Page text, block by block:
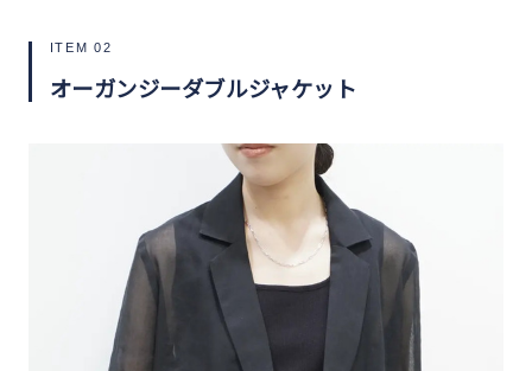
ITEM 02
オーガンジーダブルジャケット